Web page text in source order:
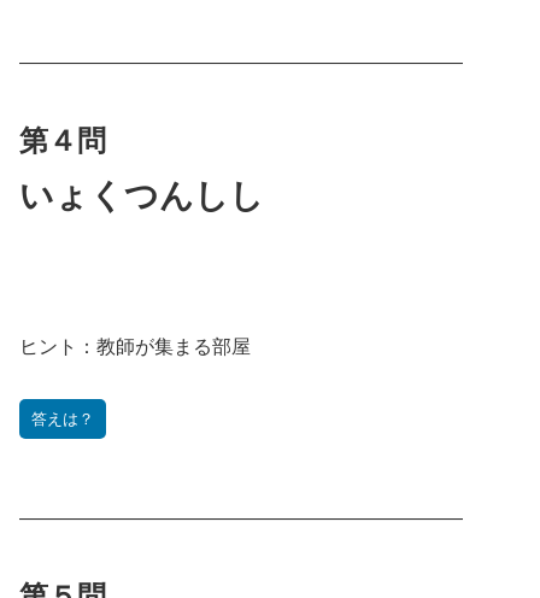
———————————————————————
第４問
いょくつんしし
ヒント： 教師が集まる部屋
答えは？
———————————————————————